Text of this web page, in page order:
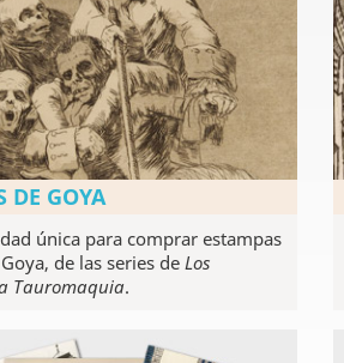
DE GOYA
única para comprar estampas
de las series de Los
Tauromaquia.